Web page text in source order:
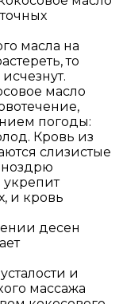
масла на
то
масло
погоды:
Кровь из
слизистые
укрепит
и кровь
десен
и
массажа